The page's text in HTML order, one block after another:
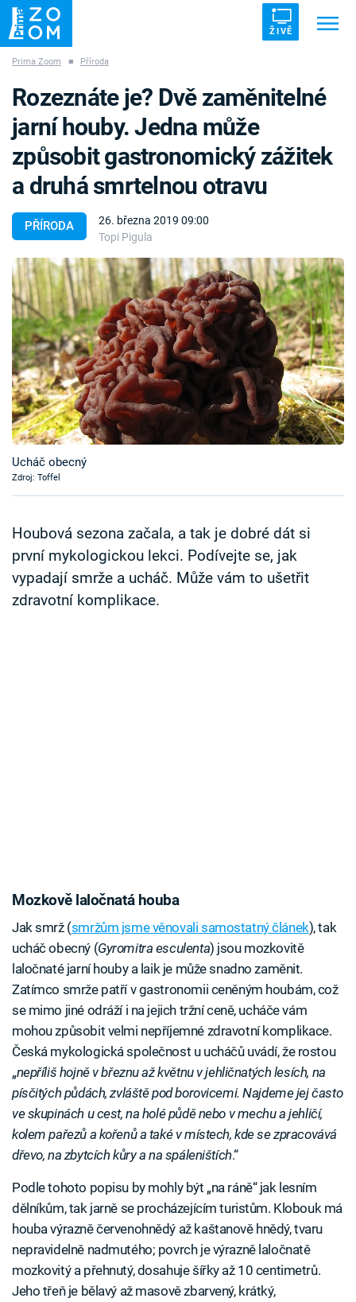
ŽIVĚ
ZÁHADY VETŘELCI DÁVNOVĚKU
Témata
Témata
Pořady
TV Program
Časopis
Sledujte prima+
Přihlášení
Prima Zoom ■ Příroda
PŘÍRODA
26. března 2019 09:00
Topi Pigula
Rozeznáte je? Dvě zaměnitelné
jarní houby. Jedna může
způsobit gastronomický zážitek
a druhá smrtelnou otravu
Ucháč obecný
Zdroj: Toffel
Houbová sezona začala, a tak je dobré dát si
první mykologickou lekci. Podívejte se, jak
vypadají smrže a ucháč. Může vám to ušetřit
zdravotní komplikace.
Mozkově laločnatá houba
Jak smrž (smržům jsme věnovali samostatný článek), tak
ucháč obecný (Gyromitra esculenta) jsou mozkovitě
laločnaté jarní houby a laik je může snadno zaměnit.
Zatímco smrže patří v gastronomii ceněným houbám, což
se mimo jiné odráží i na jejich tržní ceně, ucháče vám
mohou způsobit velmi nepříjemné zdravotní komplikace.
Česká mykologická společnost u ucháčů uvádí, že rostou
„nepříliš hojně v březnu až květnu v jehličnatých lesích, na
písčitých půdách, zvláště pod borovicemi. Najdeme jej často
ve skupinách u cest, na holé půdě nebo v mechu a jehličí,
kolem pařezů a kořenů a také v místech, kde se zpracovává
dřevo, na zbytcích kůry a na spáleništích.“
Podle tohoto popisu by mohly být „na ráně“ jak lesním
dělníkům, tak jarně se procházejícím turistům. Klobouk má
houba výrazně červenohnědý až kaštanově hnědý, tvaru
nepravidelně nadmutého; povrch je výrazně laločnatě
mozkovitý a přehnutý, dosahuje šířky až 10 centimetrů.
Jeho třeň je bělavý až masově zbarvený, krátký,